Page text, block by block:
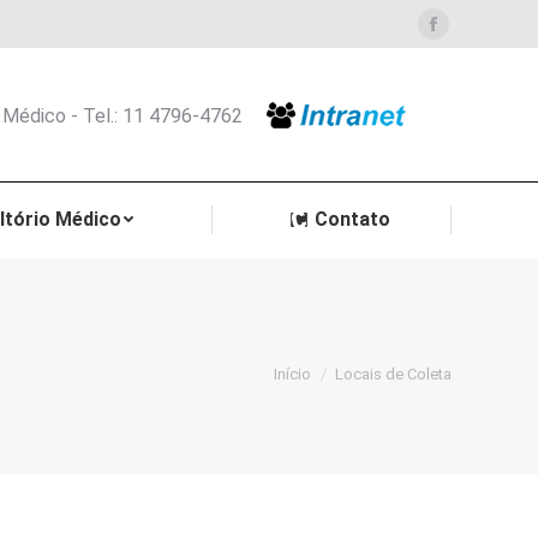
Facebook
- Tel.: 11 4796-4762
Médico Contato
Início Locais de Coleta